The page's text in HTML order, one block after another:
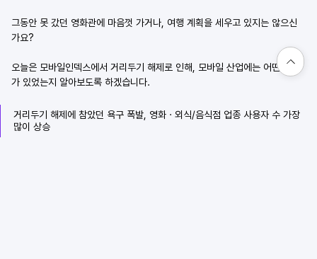
그동안 못 갔던 영화관에 마음껏 가거나, 여행 계획을 세우고 있지는 않으신
가요?
오늘은 모바일인덱스에서 거리두기 해제로 인해, 모바일 산업에는 어떤 변화
가 있었는지 알아보도록 하겠습니다.
거리두기 해제에 참았던 욕구 폭발, 영화 · 외식/음식점 업종 사용자 수 가장
많이 상승